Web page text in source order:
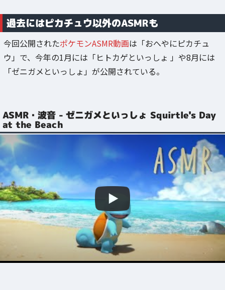
過去にはピカチュウ以外のASMRも
今回公開されたポケモンASMR動画は「おへやにピカチュ
ウ」で、今年の1月には「ヒトカゲといっしょ 」や8月には
「ゼニガメといっしょ」が公開されている。
ASMR・波音 - ゼニガメといっしょ Squirtle's Day
at the Beach